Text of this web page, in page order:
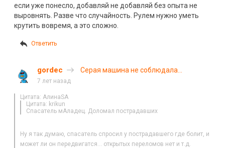
если уже понесло, добавляй не добавляй без опыта не
выровнять. Разве что случайность. Рулем нужно уметь
крутить вовремя, а это сложно.
Ответить
gordec
Серая машина не соблюдала
7 лет назад
Цитата: АлинаSA
Цитата: krikun
Спасатель мАладец. Доломал пострадавших
Ну я так думаю, спасатель спросил у пострадавшего где болит, и
может ли он передвигатся… открытых переломов нет и т.д.